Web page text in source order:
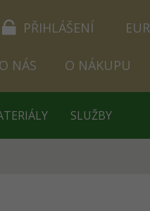
PŘIHLÁŠENÍ EUR
O NÁS O NÁKUPU
SLUŽBY